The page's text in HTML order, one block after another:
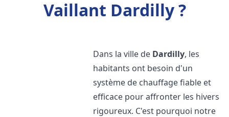
Vaillant Dardilly ?
Dans la ville de Dardilly, les
habitants ont besoin d'un
système de chauffage fiable et
efficace pour affronter les hivers
rigoureux. C'est pourquoi notre